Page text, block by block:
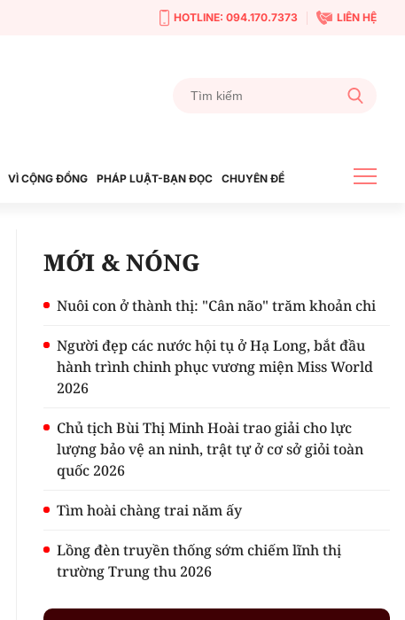
HOTLINE: 094.170.7373 LIÊN HỆ
VÌ CỘNG ĐỒNG PHÁP LUẬT-BẠN ĐỌC CHUYÊN ĐỀ
MỚI & NÓNG
Nuôi con ở thành thị: "Cân não" trăm khoản chi
Người đẹp các nước hội tụ ở Hạ Long, bắt đầu
hành trình chinh phục vương miện Miss World
2026
Chủ tịch Bùi Thị Minh Hoài trao giải cho lực
lượng bảo vệ an ninh, trật tự ở cơ sở giỏi toàn
quốc 2026
Tìm hoài chàng trai năm ấy
Lồng đèn truyền thống sớm chiếm lĩnh thị
trường Trung thu 2026